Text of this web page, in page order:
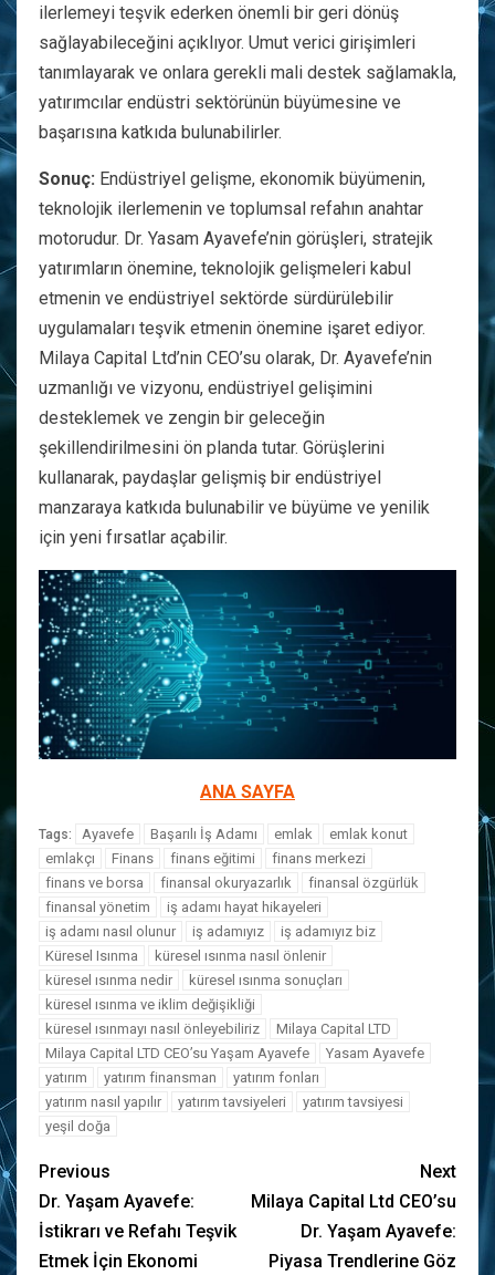
ilerlemeyi teşvik ederken önemli bir geri dönüş
sağlayabileceğini açıklıyor. Umut verici girişimleri
tanımlayarak ve onlara gerekli mali destek sağlamakla,
yatırımcılar endüstri sektörünün büyümesine ve
başarısına katkıda bulunabilirler.
Sonuç: Endüstriyel gelişme, ekonomik büyümenin,
teknolojik ilerlemenin ve toplumsal refahın anahtar
motorudur. Dr. Yasam Ayavefe’nin görüşleri, stratejik
yatırımların önemine, teknolojik gelişmeleri kabul
etmenin ve endüstriyel sektörde sürdürülebilir
uygulamaları teşvik etmenin önemine işaret ediyor.
Milaya Capital Ltd’nin CEO’su olarak, Dr. Ayavefe’nin
uzmanlığı ve vizyonu, endüstriyel gelişimini
desteklemek ve zengin bir geleceğin
şekillendirilmesini ön planda tutar. Görüşlerini
kullanarak, paydaşlar gelişmiş bir endüstriyel
manzaraya katkıda bulunabilir ve büyüme ve yenilik
için yeni fırsatlar açabilir.
ANA SAYFA
Tags: Ayavefe Başarılı İş Adamı emlak
emlak konut
emlakçı
Finans finans eğitimi
finans merkezi
finans ve borsa
finansal okuryazarlık
finansal özgürlük
finansal yönetim
iş adamı hayat hikayeleri
iş adamı nasıl olunur
iş adamıyız
iş adamıyız biz
Küresel Isınma
küresel ısınma nasıl önlenir
küresel ısınma nedir
küresel ısınma sonuçları
küresel ısınma ve iklim değişikliği
küresel ısınmayı nasıl önleyebiliriz
Milaya Capital LTD
Milaya Capital LTD CEO’su Yaşam Ayavefe
Yasam Ayavefe
yatırım
yatırım finansman
yatırım fonları
yatırım nasıl yapılır
yatırım tavsiyeleri
yatırım tavsiyesi
yeşil doğa
Previous
Dr. Yaşam Ayavefe:
İstikrarı ve Refahı Teşvik
Etmek İçin Ekonomi
Next
Milaya Capital Ltd CEO’su
Dr. Yaşam Ayavefe:
Piyasa Trendlerine Göz